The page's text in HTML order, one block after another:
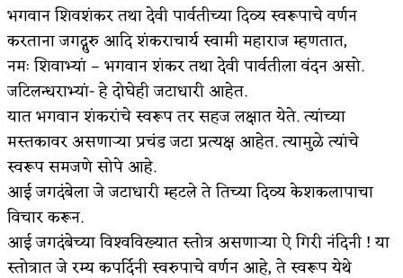
काळजाचे प्रेत
चमकदार चांदी
आदिवासींचा डॉक्टर, समाजसेवेचा ध्यास : डॉ. राहुल
डेंग्यू: ताप उतरला म्हणजे धोका टळला असे नाही!
४ जुलै – इतिहासात घडलेल्या महत्त्वाच्या घटना
सुवर्ण – झळाळी
भगवान शिवशंकर तथा देवी पार्वतीच्या दिव्य स्वरूपाचे वर्णन
करताना जगद्गुरु आदि शंकराचार्य स्वामी महाराज म्हणतात,
नमः शिवाभ्यां – भगवान शंकर तथा देवी पार्वतीला वंदन असो.
जटिलन्धराभ्यां- हे दोघेही जटाधारी आहेत.
यात भगवान शंकरांचे स्वरूप तर सहज लक्षात येते. त्यांच्या
मस्तकावर असणाऱ्या प्रचंड जटा प्रत्यक्ष आहेत. त्यामुळे त्यांचे
स्वरूप समजणे सोपे आहे.
आई जगदंबेला जे जटाधारी म्हटले ते तिच्या दिव्य केशकलापाचा
विचार करून.
आई जगदंबेच्या विश्‍वविख्यात स्तोत्र असणाऱ्या ऐ गिरी नंदिनी ! या
स्तोत्रात जे रम्य कपर्दिनी स्वरुपाचे वर्णन आहे, ते स्वरूप येथे